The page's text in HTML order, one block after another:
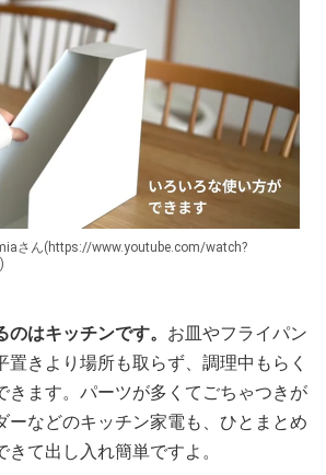
さん(https://www.youtube.com/watch?
はキッチンです。 お皿やフライパン
置きより場所も取らず、調理中もらく
きます。パーツが多くてごちゃつきが
ーなどのキッチン家電も、ひとまとめ
て出し入れ簡単ですよ。